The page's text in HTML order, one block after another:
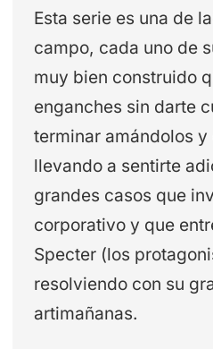
Esta serie es una de
campo, cada uno de
muy bien construido
enganches sin darte
terminar amándolos
llevando a sentirte
grandes casos que
corporativo y que
Specter (los
resolviendo con su
artimañanas.